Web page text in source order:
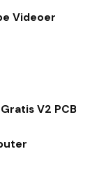
Videoer
V2 PCB